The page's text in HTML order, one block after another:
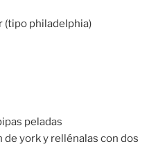
(tipo philadelphia)
peladas
york y rellénalas con dos